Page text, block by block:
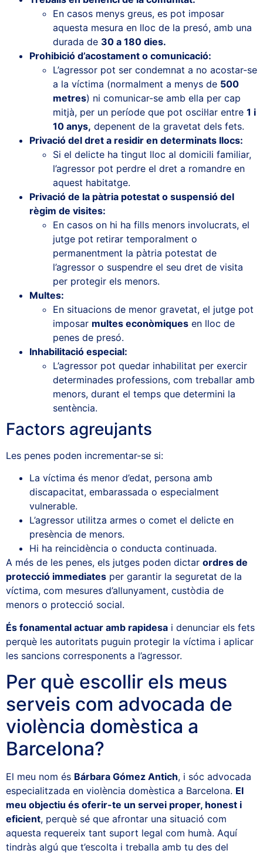
En casos menys greus, es pot imposar
aquesta mesura en lloc de la presó, amb una
durada de 30 a 180 dies.
Prohibició d’acostament o comunicació:
L’agressor pot ser condemnat a no acostar-se
a la víctima (normalment a menys de 500
metres) ni comunicar-se amb ella per cap
mitjà, per un període que pot oscil·lar entre 1 i
10 anys, depenent de la gravetat dels fets.
Privació del dret a residir en determinats llocs:
Si el delicte ha tingut lloc al domicili familiar,
l’agressor pot perdre el dret a romandre en
aquest habitatge.
Privació de la pàtria potestat o suspensió del
règim de visites:
En casos on hi ha fills menors involucrats, el
jutge pot retirar temporalment o
permanentment la pàtria potestat de
l’agressor o suspendre el seu dret de visita
per protegir els menors.
Multes:
En situacions de menor gravetat, el jutge pot
imposar multes econòmiques en lloc de
penes de presó.
Inhabilitació especial:
L’agressor pot quedar inhabilitat per exercir
determinades professions, com treballar amb
menors, durant el temps que determini la
sentència.
Factors agreujants
Les penes poden incrementar-se si:
La víctima és menor d’edat, persona amb
discapacitat, embarassada o especialment
vulnerable.
L’agressor utilitza armes o comet el delicte en
presència de menors.
Hi ha reincidència o conducta continuada.
A més de les penes, els jutges poden dictar ordres de
protecció immediates per garantir la seguretat de la
víctima, com mesures d’allunyament, custòdia de
menors o protecció social.
És fonamental actuar amb rapidesa i denunciar els fets
perquè les autoritats puguin protegir la víctima i aplicar
les sancions corresponents a l’agressor.
Per què escollir els meus
serveis com advocada de
violència domèstica a
Barcelona?
El meu nom és Bárbara Gómez Antich, i sóc advocada
especialitzada en violència domèstica a Barcelona. El
meu objectiu és oferir-te un servei proper, honest i
eficient, perquè sé que afrontar una situació com
aquesta requereix tant suport legal com humà. Aquí
tindràs algú que t’escolta i treballa amb tu des del